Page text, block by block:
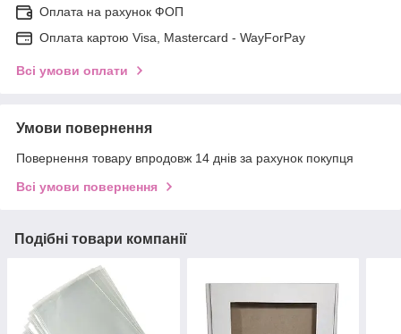
Оплата на рахунок ФОП
Оплата картою Visa, Mastercard - WayForPay
Всі умови оплати
Умови повернення
Повернення товару впродовж 14 днів за рахунок покупця
Всі умови повернення
Подібні товари компанії